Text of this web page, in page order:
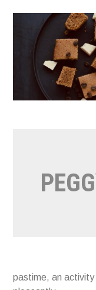
inhoud
springen
pastime, an activity